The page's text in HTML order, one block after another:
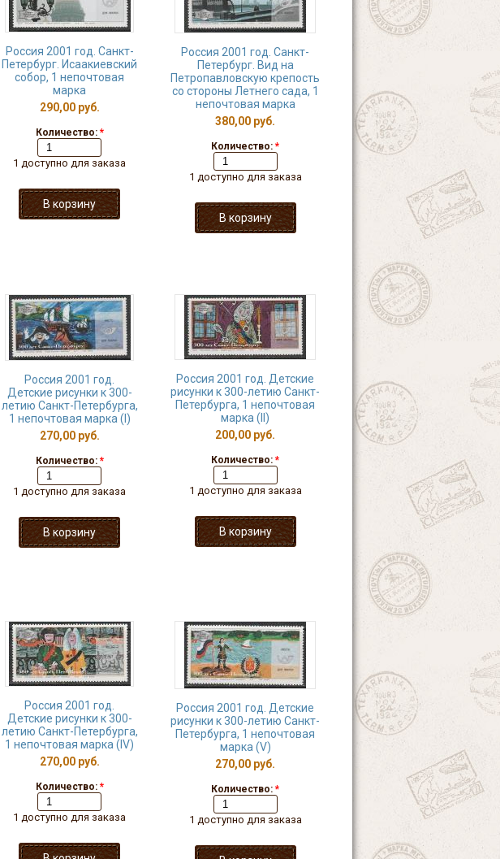
Россия 2001 год. Санкт-
Петербург. Исаакиевский
собор, 1 непочтовая
марка
290,00 руб.
Количество: *
1 доступно для заказа
Россия 2001 год. Санкт-
Петербург. Вид на
Петропавловскую крепость
со стороны Летнего сада, 1
непочтовая марка
380,00 руб.
Количество: *
1 доступно для заказа
Россия 2001 год.
Детские рисунки к 300-
летию Санкт-Петербурга,
1 непочтовая марка (I)
270,00 руб.
Количество: *
1 доступно для заказа
Россия 2001 год. Детские
рисунки к 300-летию Санкт-
Петербурга, 1 непочтовая
марка (II)
200,00 руб.
Количество: *
1 доступно для заказа
Россия 2001 год.
Детские рисунки к 300-
летию Санкт-Петербурга,
1 непочтовая марка (IV)
270,00 руб.
Количество: *
1 доступно для заказа
Россия 2001 год. Детские
рисунки к 300-летию Санкт-
Петербурга, 1 непочтовая
марка (V)
270,00 руб.
Количество: *
1 доступно для заказа